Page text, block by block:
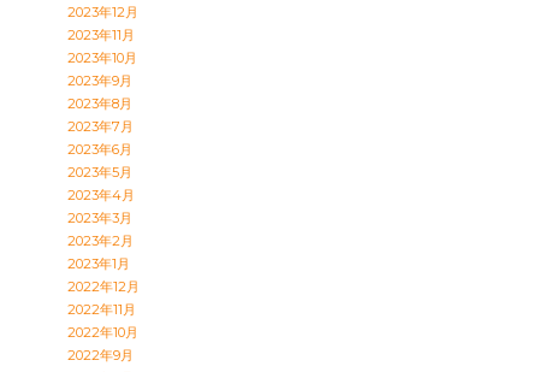
2023年12月
2023年11月
2023年10月
2023年9月
2023年8月
2023年7月
2023年6月
2023年5月
2023年4月
2023年3月
2023年2月
2023年1月
2022年12月
2022年11月
2022年10月
2022年9月